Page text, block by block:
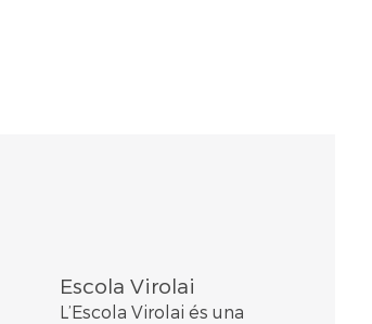
Escola Virolai
L’Escola Virolai és una